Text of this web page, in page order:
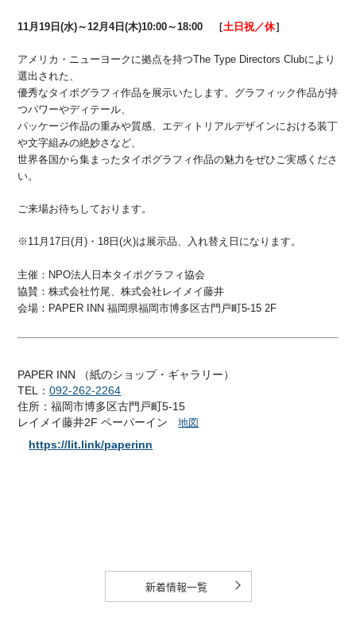
11月19日(水)～12月4日(木)10:00～18:00 ［土日祝／休］
アメリカ・ニューヨークに拠点を持つThe Type Directors Clubにより
選出された、
優秀なタイポグラフィ作品を展示いたします。グラフィック作品が持
つパワーやディテール、
パッケージ作品の重みや質感、エディトリアルデザインにおける装丁
や文字組みの絶妙さなど、
世界各国から集まったタイポグラフィ作品の魅力をぜひご実感くださ
い。
ご来場お待ちしております。
※11月17日(月)・18日(火)は展示品、入れ替え日になります。
主催：NPO法人日本タイポグラフィ協会
協賛：株式会社竹尾、株式会社レイメイ藤井
会場：PAPER INN 福岡県福岡市博多区古門戸町5-15 2F
PAPER INN （紙のショップ・ギャラリー）
TEL：092-262-2264
住所：福岡市博多区古門戸町5-15
レイメイ藤井2F ペーパーイン
地図
https://lit.link/paperinn
新着情報一覧